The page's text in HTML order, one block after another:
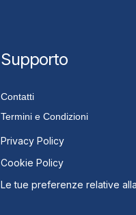
Supporto
Contatti
Termini e Condizioni
Privacy Policy
Cookie Policy
Le tue preferenze relative